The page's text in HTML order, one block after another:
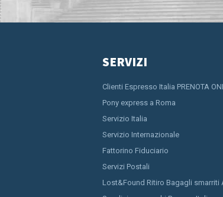
SERVIZI
Clienti Espresso Italia PRENOTA
Pony express a Roma
Servizio Italia
Servizio Internazionale
Fattorino Fiduciario
Servizi Postali
Lost&Found Ritiro Bagagli